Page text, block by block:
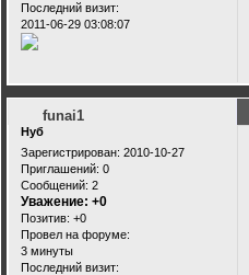
Последний визит:
2011-06-29 03:08:07
funai1
Нуб
Зарегистрирован: 2010-10-27
Приглашений: 0
Сообщений: 2
Уважение: +0
Позитив: +0
Провел на форуме:
3 минуты
Последний визит: